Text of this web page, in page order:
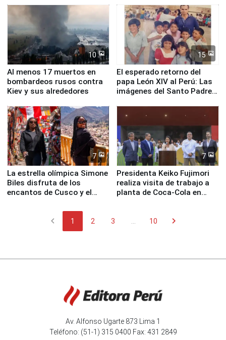
Fenómeno El Niño
de Chile
10
Al menos 17 muertos en
bombardeos rusos contra
Kiev y sus alrededores
15
El esperado retorno del
papa León XIV al Perú: Las
imágenes del Santo Padre
7
La estrella olímpica Simone
Biles disfruta de los
encantos de Cusco y el
7
Presidenta Keiko Fujimori
realiza visita de trabajo a
planta de Coca-Cola en
chevron_left 1 2 3 10 chevron_right
Av. Alfonso Ugarte 873 Lima 1
Teléfono: (51-1) 315 0400 Fax: 431 2849